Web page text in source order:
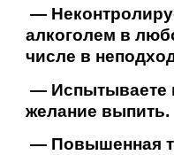
—
алкоголем в
числе в
— Испытываете
желание выпить.
— Повышенная